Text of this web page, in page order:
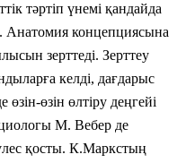
тәртіп үнемі қандайда
Анатомия концепциясына
зерттеді. Зерттеу
келді, дағдарыс
өзін өлтіру деңгейі
М. Вебер де
қосты. К.Маркстың